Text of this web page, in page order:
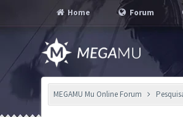
Home Forum
MEGAMU Mu Online Forum